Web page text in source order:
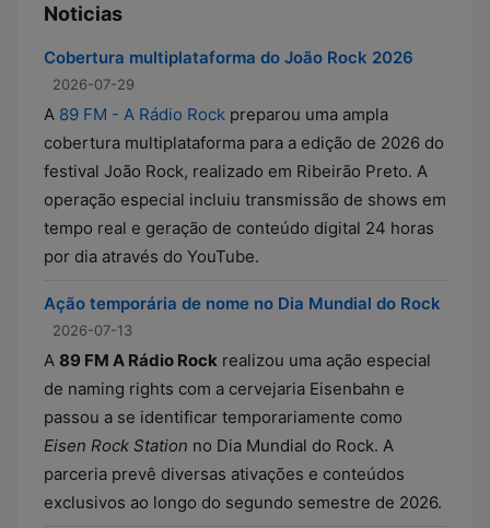
Noticias
Cobertura multiplataforma do João Rock 2026
2026-07-29
A 89 FM - A Rádio Rock preparou uma ampla
cobertura multiplataforma para a edição de 2026 do
festival João Rock, realizado em Ribeirão Preto. A
operação especial incluiu transmissão de shows em
tempo real e geração de conteúdo digital 24 horas
por dia através do YouTube.
Ação temporária de nome no Dia Mundial do Rock
2026-07-13
A 89 FM A Rádio Rock realizou uma ação especial
de naming rights com a cervejaria Eisenbahn e
passou a se identificar temporariamente como
Eisen Rock Station no Dia Mundial do Rock. A
parceria prevê diversas ativações e conteúdos
exclusivos ao longo do segundo semestre de 2026.